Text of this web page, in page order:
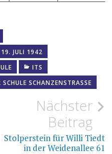
JULI 1942
ITS
SCHANZENSTRASSE
Nächster
Beitrag
Stolperstein für Willi Tiedt
in der Weidenallee 61